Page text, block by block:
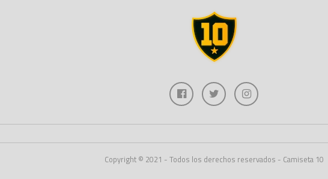
Copyright © 2021 - Todos los derechos reservados - Camiseta 10